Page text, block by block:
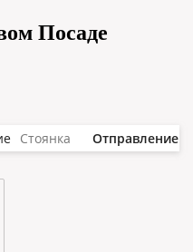
Посаде
Стоянка Отправление